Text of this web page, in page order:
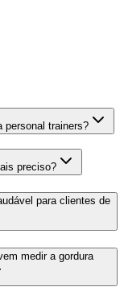
personal trainers?
preciso?
para clientes de
medir a gordura